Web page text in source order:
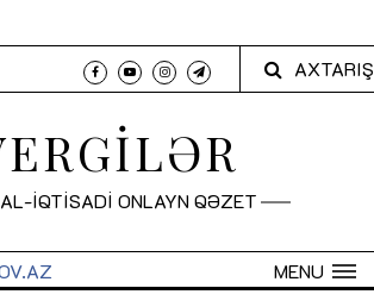
AXTARIŞ
İQTİSADİ ONLAYN QƏZET
MENU